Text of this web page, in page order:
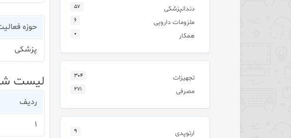
حوزه
پزشکی
لیست
ردیف
۱
دندانپزشکی ۵۷
ملزومات دارویی ۶
همکار ۰
تجهیزات ۳۰۴
مصرفی ۲۷۱
ارتوپدی ۹